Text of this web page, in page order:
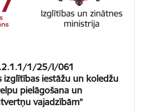
1/25/I/061
izglītības iestāžu un koledžu
pielāgošana un
vajadzībām”